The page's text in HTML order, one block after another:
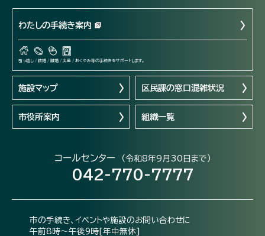
わたしの手続き案内
引っ越し / 結婚 / 離婚 / 出産 / おくやみ等の手続きをサポートします。
施設マップ 区民課の窓口混雑状況
市役所案内 組織一覧
コールセンター （令和8年9月30日まで）
042-770-7777
市の手続き、イベントや施設のお問い合わせに
午前8時～午後9時[年中無休]